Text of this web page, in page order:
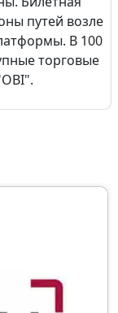
путей возле
В 100
торговые